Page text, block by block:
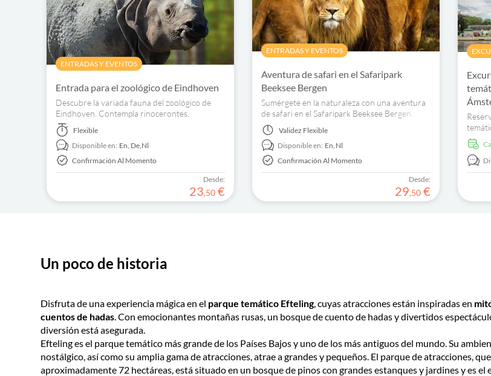
ENTRADAS Y EVENTOS
Entrada para el zoológico de Eindhoven
Descubre la variada fauna del zoológico de
Eindhoven. Contempla rinocerontes,
pingüinos, tigres y chimpancés. Reserva ya tu
entrada.Flexible
Disponible en: En, De,Nl
Confirmación Al Momento
Desde:
23,50 €
ENTRADAS Y EVENTOS
Aventura de safari en el Safaripark
Beeksee Bergen
Sumérgete en la naturaleza con una aventura
de safari en el Safaripark Beeksee Bergen.
Descubre más de 150 especies animales y
disfruta de tres safaris diferentes.
Validez Flexible
Disponible en: En,Nl
Confirmación Al Momento
Desde:
29,50 €
Un poco de historia
Disfruta de una experiencia mágica en el parque temático Efteling, cuyas atracciones están inspiradas en
cuentos de hadas. Con emocionantes montañas rusas, un bosque de cuento de hadas y divertidos
diversión está asegurada.
Efteling es el parque temático más grande de los Países Bajos y uno de los más antiguos del mundo. Su
nostálgico, así como su amplia gama de atracciones, atrae a grandes y pequeños. El parque de atracciones,
aproximadamente 72 hectáreas, está situado en un bosque de pinos con grandes estanques y jardines y es el